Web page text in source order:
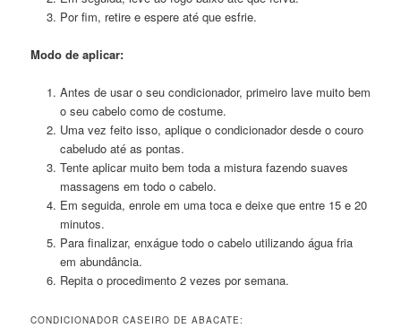
Por fim, retire e espere até que esfrie.
Modo de aplicar:
Antes de usar o seu condicionador, primeiro lave muito bem
o seu cabelo como de costume.
Uma vez feito isso, aplique o condicionador desde o couro
cabeludo até as pontas.
Tente aplicar muito bem toda a mistura fazendo suaves
massagens em todo o cabelo.
Em seguida, enrole em uma toca e deixe que entre 15 e 20
minutos.
Para finalizar, enxágue todo o cabelo utilizando água fria
em abundância.
Repita o procedimento 2 vezes por semana.
CONDICIONADOR CASEIRO DE ABACATE: